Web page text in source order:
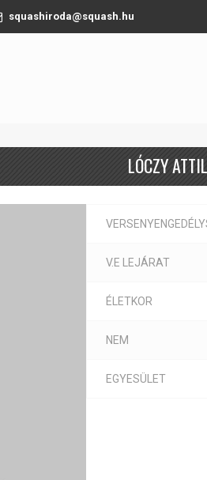
squashiroda@squash.hu
LÓCZY
V.E LEJÁRAT
ÉLETKOR
NEM
EGYESÜLET